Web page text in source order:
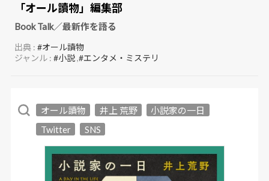
「オール讀物」編集部
Book Talk／最新作を語る
出典 :#オール讀物
ジャンル :#小説,#エンタメ・ミステリ
オール讀物 井上 荒野
小説家の一日
Twitter
SNS